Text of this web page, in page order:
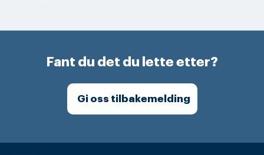
Fant du det du lette etter?
Gi oss tilbakemelding